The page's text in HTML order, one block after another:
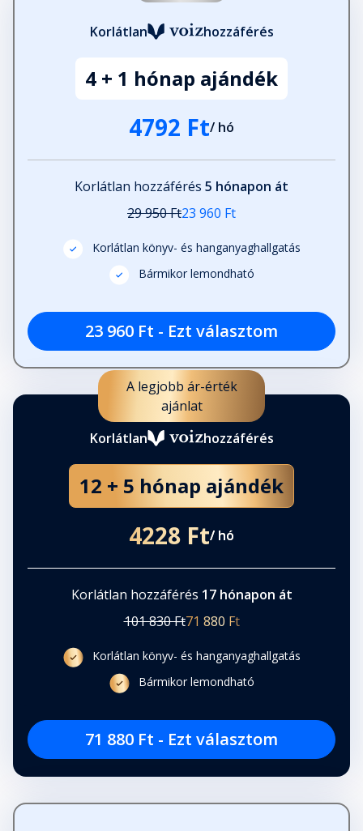
Korlátlan hozzáférés
4 + 1 hónap ajándék
4792 Ft/ hó
Korlátlan hozzáférés 5 hónapon át
29 950 Ft23 960 Ft
Korlátlan könyv- és hanganyaghallgatás
Bármikor lemondható
23 960 Ft - Ezt választom
A legjobb ár-érték
ajánlat
Korlátlan
hozzáférés
12 + 5 hónap ajándék
4228 Ft/ hó
Korlátlan hozzáférés 17 hónapon át
101 830 Ft71 880 Ft
Korlátlan könyv- és hanganyaghallgatás
Bármikor lemondható
71 880 Ft - Ezt választom